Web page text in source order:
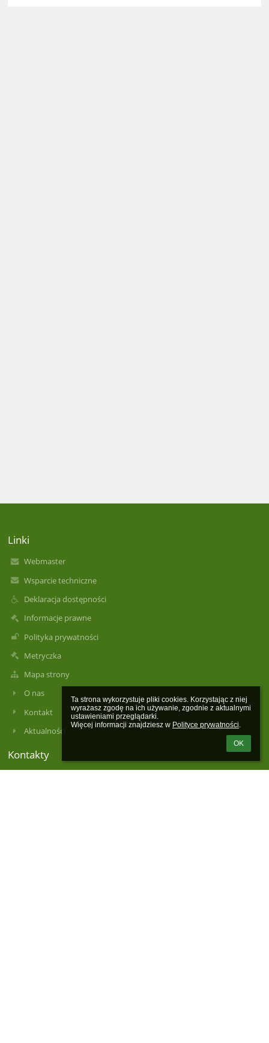
Ta strona wykorzystuje pliki cookies. Korzystając z niej
wyrażasz zgodę na ich używanie, zgodnie z aktualnymi
ustawieniami przeglądarki.
Więcej informacji znajdziesz w Polityce prywatności.
OK
Linki
Webmaster
Wsparcie techniczne
Deklaracja dostępności
Informacje prawne
Polityka prywatności
Metryczka
Mapa strony
O nas
Kontakt
Aktualności
Kontakty